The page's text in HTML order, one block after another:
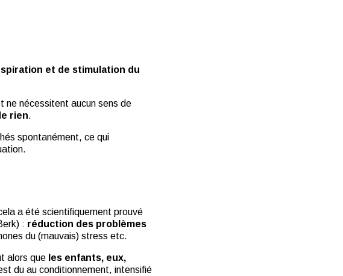
et de stimulation du
ne nécessitent aucun sens de
rien.
spontanément, ce qui
a été scientifiquement prouvé
: réduction des problèmes
du (mauvais) stress etc.
alors que les enfants, eux,
du au conditionnement, intensifié